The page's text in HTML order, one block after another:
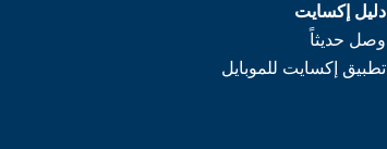
دليل إكسايت
وصل حديثاً
تطبيق إكسايت للموبايل